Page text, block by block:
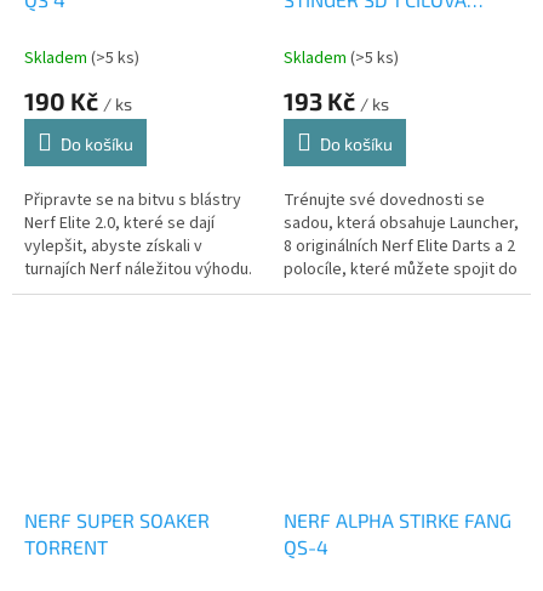
Skladem (>5 ks)
190 Kč / ks
Do košíku
Připravte se na bitvu s blástry
Nerf Elite 2.0, které se dají
vylepšit, abyste získali v
turnajích Nerf náležitou výhodu.
Skladem (>5 ks)
193 Kč / ks
Do košíku
Trénujte své dovednosti se
sadou, která obsahuje Launcher,
8 originálních Nerf Elite Darts a 2
polocíle, které můžete spojit do
1 plného.
NERF SUPER SOAKER
TORRENT
NERF ALPHA STIRKE FANG
QS-4